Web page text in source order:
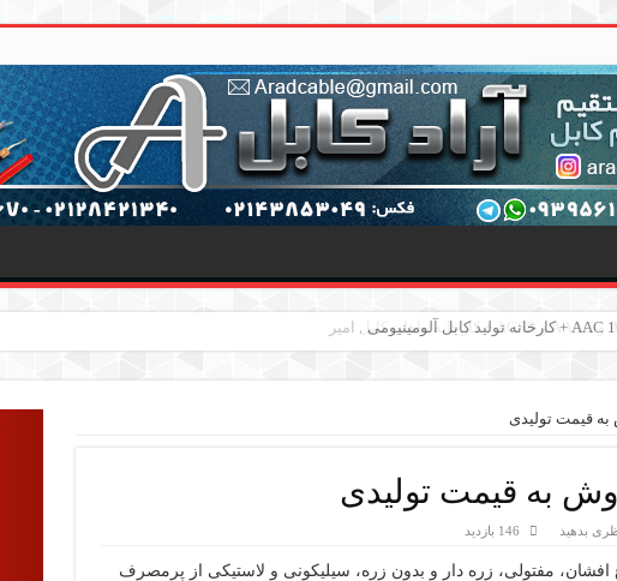
بدهید 146 بازدید
کابل برق 6*3 در انواع افشان، مفتولی، زره دار و بدون زره، سیلیکونی و لاستیکی از پرمصرف